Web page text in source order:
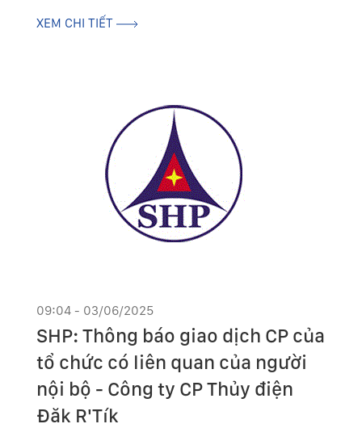
XEM CHI TIẾT
09:04 - 03/06/2025
SHP: Thông báo giao dịch CP của
tổ chức có liên quan của người
nội bộ - Công ty CP Thủy điện
Đăk R'Tík